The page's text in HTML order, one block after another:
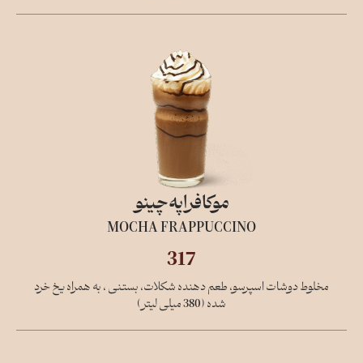
موکافراپه‌چینو
MOCHA FRAPPUCCINO
317
مخلوط دوشات اسپرسو، طعم دهنده شکلات، بستنی ، به همراه یخ خرد
شده (380 میلی لیتر)